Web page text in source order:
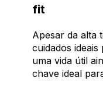
fit
Apesar da alta
cuidados
uma vida útil
chave ideal